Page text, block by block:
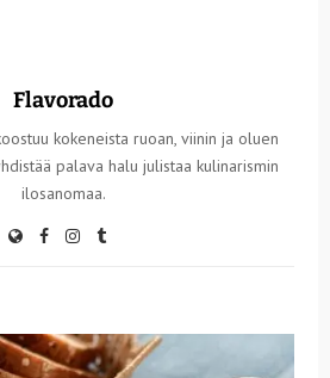
Flavorado
kokeneista ruoan, viinin ja oluen
palava halu julistaa kulinarismin
ilosanomaa.